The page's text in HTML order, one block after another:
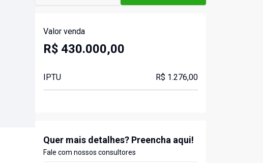
Valor venda
R$ 430.000,00
IPTU R$ 1.276,00
Quer mais detalhes? Preencha aqui!
Fale com nossos consultores